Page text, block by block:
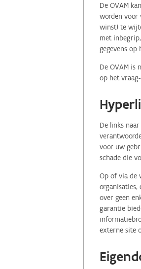
De OVAM
worden voor
winst) te
met
gegevens
De OVAM is
op het
De links
voor uw
schade die
Op of via de
organisaties,
over geen
garantie
externe site